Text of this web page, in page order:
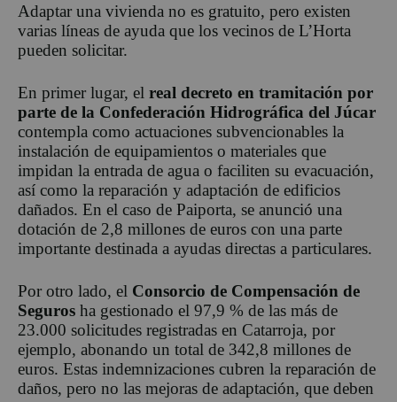
Adaptar una vivienda no es gratuito, pero existen
varias líneas de ayuda que los vecinos de L’Horta
pueden solicitar.
En primer lugar, el real decreto en tramitación por
parte de la Confederación Hidrográfica del Júcar
contempla como actuaciones subvencionables la
instalación de equipamientos o materiales que
impidan la entrada de agua o faciliten su evacuación,
así como la reparación y adaptación de edificios
dañados. En el caso de Paiporta, se anunció una
dotación de 2,8 millones de euros con una parte
importante destinada a ayudas directas a particulares.
Por otro lado, el Consorcio de Compensación de
Seguros ha gestionado el 97,9 % de las más de
23.000 solicitudes registradas en Catarroja, por
ejemplo, abonando un total de 342,8 millones de
euros. Estas indemnizaciones cubren la reparación de
daños, pero no las mejoras de adaptación, que deben